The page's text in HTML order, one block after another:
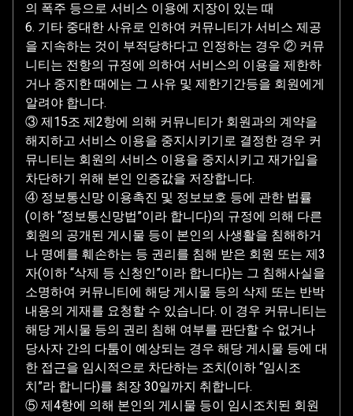
의 폭주 등으로 서비스 이용에 지장이 있는 때
6. 기타 중대한 사유로 인하여 커뮤니티가 서비스 제공
을 지속하는 것이 부적당하다고 인정하는 경우 ② 커뮤
니티는 전항의 규정에 의하여 서비스의 이용을 제한하
거나 중지한 때에는 그 사유 및 제한기간등을 회원에게
알려야 합니다.
③ 제15조 제2항에 의해 커뮤니티가 회원과의 계약을
해지하고 서비스 이용을 중지시키기로 결정한 경우 커
뮤니티는 회원의 서비스 이용을 중지시키고 재가입을
차단하기 위해 본인 인증값을 저장합니다.
④ 정보통신망 이용촉진 및 정보보호 등에 관한 법률
(이하 “정보통신망법”이라 합니다)의 규정에 의해 다른
회원의 공개된 게시물 등이 본인의 사생활을 침해하거
나 명예를 훼손하는 등 권리를 침해 받은 회원 또는 제3
자(이하 “삭제 등 신청인”이라 합니다)는 그 침해사실을
소명하여 커뮤니티에 해당 게시물 등의 삭제 또는 반박
내용의 게재를 요청할 수 있습니다. 이 경우 커뮤니티는
해당 게시물 등의 권리 침해 여부를 판단할 수 없거나
당사자 간의 다툼이 예상되는 경우 해당 게시물 등에 대
한 접근을 임시적으로 차단하는 조치(이하 “임시조
치”라 합니다)를 최장 30일까지 취합니다.
⑤ 제4항에 의해 본인의 게시물 등이 임시조치된 회원